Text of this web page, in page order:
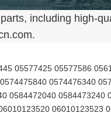
including high-
06560190133 06560190134 06560190139 06560190140 06560190141 06560190142 06560190143 06560190144 06560190145 06560190146 06560190149 06560190501 06560190502 06560190503 06560190504 06560190521 06560190526 06560190527 06560190528 06560190529 06560190531 06560190532 06560190533 06560190534 06560190535 06560190537 06560190543 06561800716 06561900703 06561900704 06561900705 06561900706 06561900708 06561900709 06561900710 06561900713 06561900716 06561900718 06561900722 06561900726 06561900727 06561900728 06561900729 06561900732 06561900736 06561900739 06561900826 06561900832 06562000701 06562000713 06562091824 06562542203 06562543706 06562590033 06562637609 06562690603 06562690604 06562690605 06563390099 06563390112 06563390115 06563390501 06563390502 06563390503 06563390504 06563390505 06563410228 06563412122 06563414249 06563432241 06563433219 06563490166 06563490168 06563490169 06563490177 06563490178 06563490180 06563490181 06563490185 06563490186 06563490187 06563490501 06563490502 06563490503 06563490506 06565040108 06566290012 06566310107 06566310110 06566310112 06566310125 06566390017 06568240620 06569302034 06569303809 06569304311 06569304384 06569322334 06569322552 06569360347 06569360632 06569362258 06569362480 06569362733 06569363622 06569370816 06569371686 06569372029 06569372168 06569372969 06569390027 06569390775